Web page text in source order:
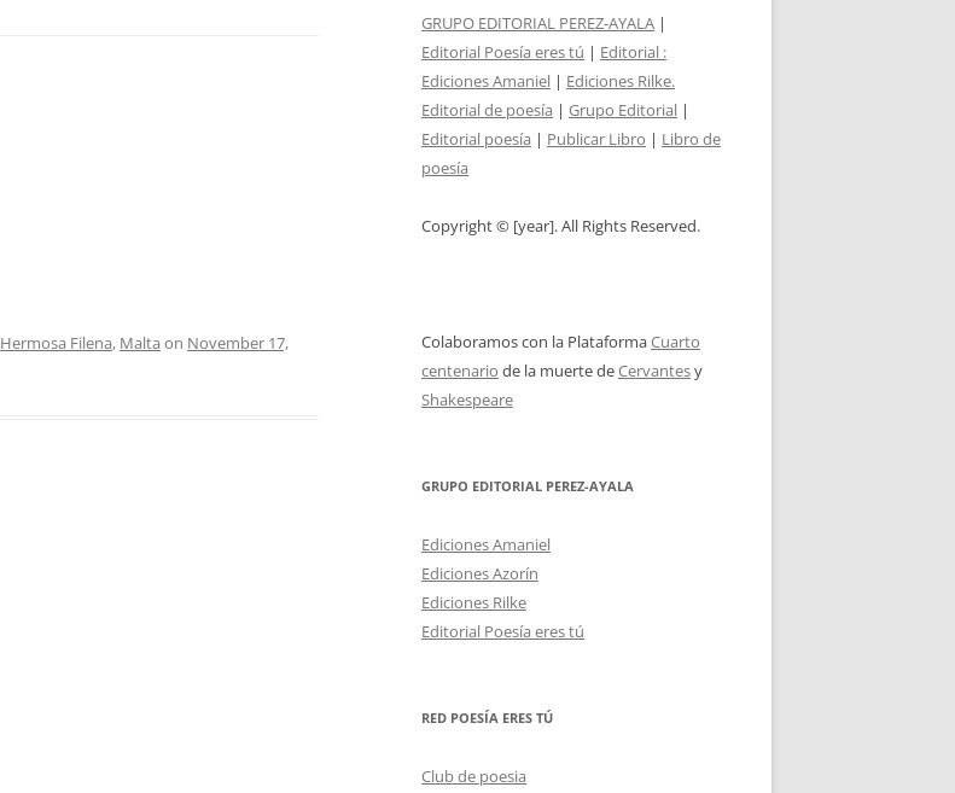
Hermosa Filena, Malta on November 17,
GRUPO EDITORIAL PEREZ-AYALA |
Editorial Poesía eres tú | Editorial :
Ediciones Amaniel | Ediciones Rilke.
Editorial de poesía | Grupo Editorial |
Editorial poesía | Publicar Libro | Libro de
poesía
Copyright © [year]. All Rights Reserved.
Colaboramos con la PlataformaCuarto
centenario de la muerte deCervantesy
Shakespeare
GRUPO EDITORIAL PEREZ-AYALA
Ediciones Amaniel
Ediciones Azorín
Ediciones Rilke
Editorial Poesía eres tú
RED POESÍA ERES TÚ
Club de poesia